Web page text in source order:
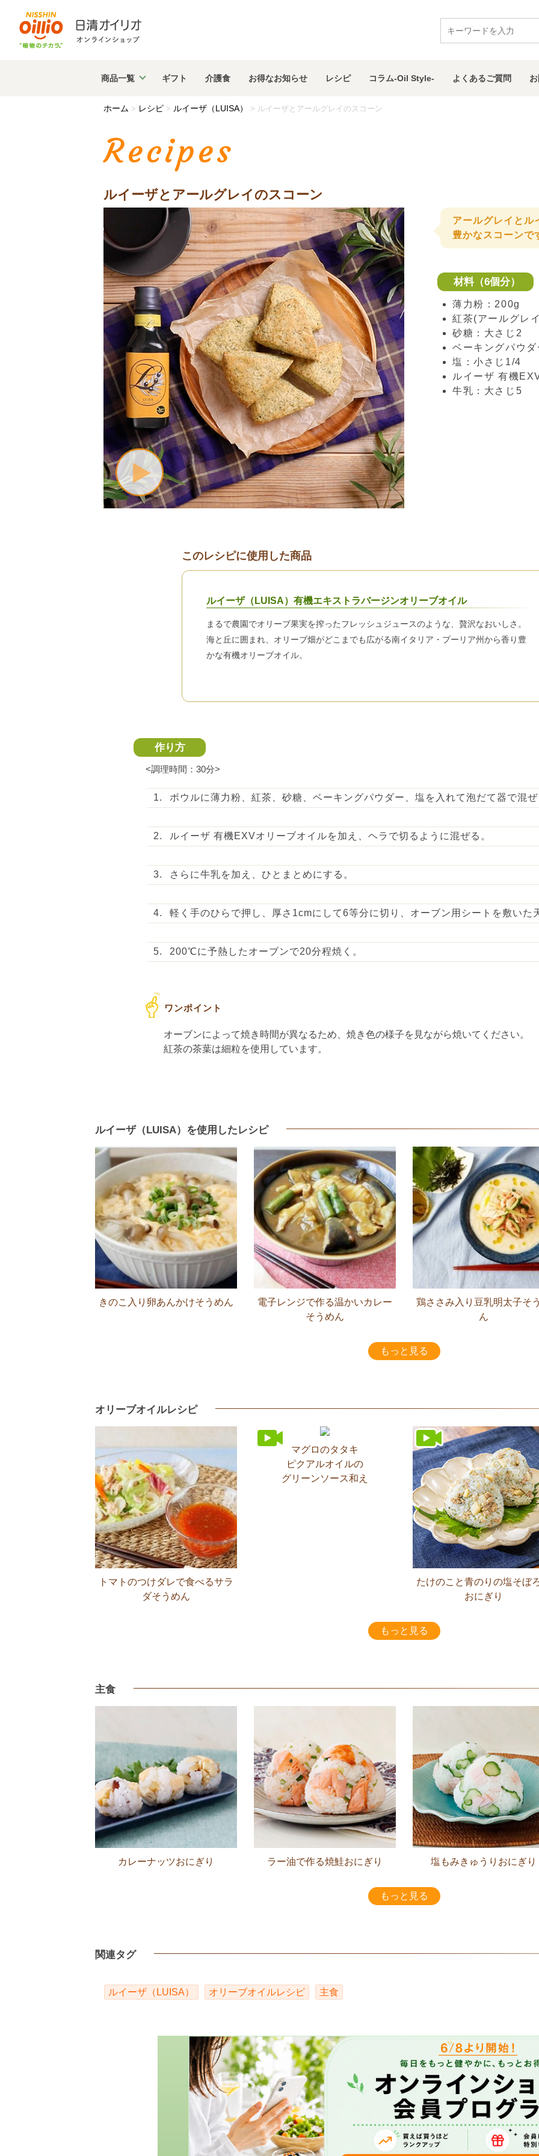
商品一覧 ギフト 介護食 お得なお知らせ レシピ コラム-Oil Style- よくあるご質問
ホーム > レシピ > ルイーザ（LUISA） > ルイーザとアールグレイのスコーン
Recipes
ルイーザとアールグレイのスコーン
アールグレイとル
豊かなスコーンで
材料（6個分）
薄力粉：200g
紅茶(アールグレ
砂糖：大さじ2
ベーキングパウ
塩：小さじ1/4
ルイーザ 有機
牛乳：大さじ5
このレシピに使用した商品
ルイーザ（LUISA）有機エキストラバージンオリーブオイル
まるで農園でオリーブ果実を搾ったフレッシュジュースのような、贅沢なおいしさ。
海と丘に囲まれ、オリーブ畑がどこまでも広がる南イタリア・プーリア州から香り豊
かな有機オリーブオイル。
作り方
<調理時間：30分>
ボウルに薄力粉、紅茶、砂糖、ベーキングパウダー、塩を入れて泡だて器で混ぜ
ルイーザ 有機EXVオリーブオイルを加え、ヘラで切るように混ぜる。
さらに牛乳を加え、ひとまとめにする。
軽く手のひらで押し、厚さ1cmにして6等分に切り、オーブン用シートを敷いた
200℃に予熱したオーブンで20分程焼く。
オーブンによって焼き時間が異なるため、焼き色の様子を見ながら焼いてください。
紅茶の茶葉は細粒を使用しています。
ルイーザ（LUISA）を使用したレシピ
きのこ入り卵あんかけそうめん
電子レンジで作る温かいカレー
そうめん
鶏ささみ入り豆乳明太子そ
ん
もっと見る
オリーブオイルレシピ
トマトのつけダレで食べるサラ
ダそうめん
マグロのタタキ
ピクアルオイルの
グリーンソース和え
たけのこと青のりの塩そぼ
おにぎり
もっと見る
主食
カレーナッツおにぎり ラー油で作る焼鮭おにぎり 塩もみきゅうりおにぎり
もっと見る
関連タグ
ルイーザ（LUISA） オリーブオイルレシピ 主食